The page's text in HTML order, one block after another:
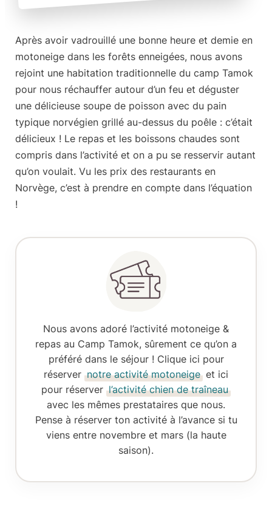
Après avoir vadrouillé une bonne heure et demie en
motoneige dans les forêts enneigées, nous avons
rejoint une habitation traditionnelle du camp Tamok
pour nous réchauffer autour d’un feu et déguster
une délicieuse soupe de poisson avec du pain
typique norvégien grillé au-dessus du poêle : c’était
délicieux ! Le repas et les boissons chaudes sont
compris dans l’activité et on a pu se resservir autant
qu’on voulait. Vu les prix des restaurants en
Norvège, c’est à prendre en compte dans l’équation
!
Nous avons adoré l’activité motoneige &
repas au Camp Tamok, sûrement ce qu’on a
préféré dans le séjour ! Clique ici pour
réserver notre activité motoneige et ici
pour réserver l’activité chien de traîneau
avec les mêmes prestataires que nous.
Pense à réserver ton activité à l’avance si tu
viens entre novembre et mars (la haute
saison).